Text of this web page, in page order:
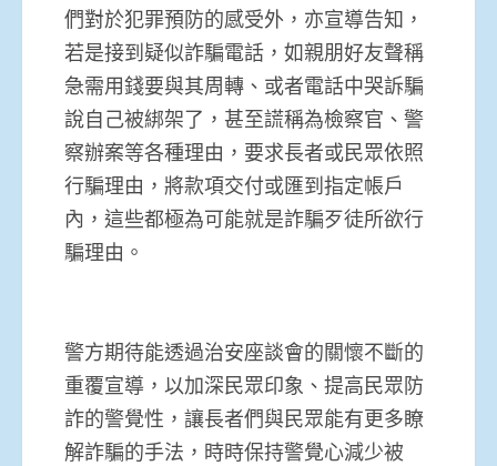
們對於犯罪預防的感受外，亦宣導告知，
若是接到疑似詐騙電話，如親朋好友聲稱
急需用錢要與其周轉、或者電話中哭訴騙
說自己被綁架了，甚至謊稱為檢察官、警
察辦案等各種理由，要求長者或民眾依照
行騙理由，將款項交付或匯到指定帳戶
內，這些都極為可能就是詐騙歹徒所欲行
騙理由。
警方期待能透過治安座談會的關懷不斷的
重覆宣導，以加深民眾印象、提高民眾防
詐的警覺性，讓長者們與民眾能有更多瞭
解詐騙的手法，時時保持警覺心減少被